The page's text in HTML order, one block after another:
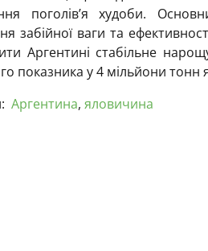
поголів’я худоби.
забійної ваги та
Аргентині стабільне
показника у 4 мільйони тонн
Аргентина, яловичина